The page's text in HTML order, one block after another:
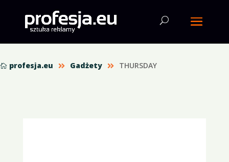
 profesja.eu  Gadżety  THURSDAY